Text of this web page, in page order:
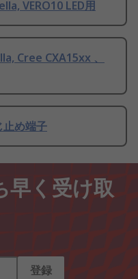
VERO10 LED用
Cree CXA15xx 、
止め端子
早く受け取
登録